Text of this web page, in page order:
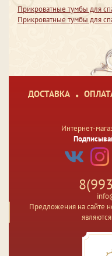
Прикроватные тумбы для
Прикроватные тумбы для
ДОСТАВКА
Интернет-
Предложения на сайте